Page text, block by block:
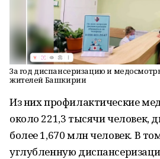
За год диспансеризацию и
жителей Башкирии
Из них профилактические
около 221,3 тысячи человек,
более 1,670 млн человек. В
углубленную